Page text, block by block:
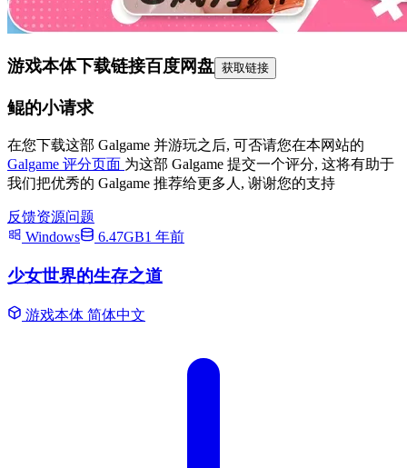
游戏本体下载链接百度网盘 获取链接
鲲的小请求
在您下载这部 Galgame 并游玩之后, 可否请您在本网站的
Galgame 评分页面 为这部 Galgame 提交一个评分, 这将有助于
我们把优秀的 Galgame 推荐给更多人, 谢谢您的支持
反馈资源问题
Windows
6.47GB1 年前
少女世界的生存之道
游戏本体 简体中文